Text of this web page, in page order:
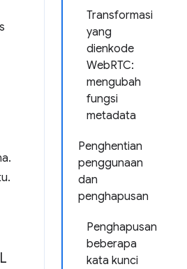
Transformasi
yang
dienkode
WebRTC:
mengubah
fungsi
metadata
Penghentian
penggunaan
dan
penghapusan
Penghapusan
beberapa
kata kunci